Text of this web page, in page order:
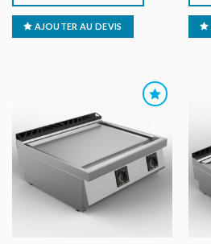
AJOUTER AU DEVIS
AU DEVIS